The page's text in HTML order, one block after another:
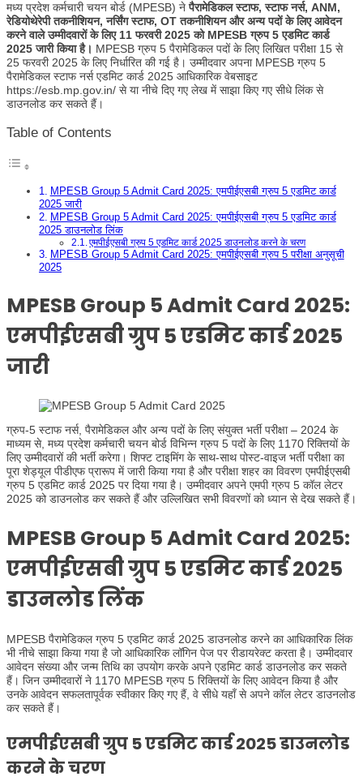
मध्य प्रदेश कर्मचारी चयन बोर्ड (MPESB) नेपैरामेडिकल स्टाफ, स्टाफ नर्स, ANM,
रेडियोथेरेपी तकनीशियन, नर्सिंग स्टाफ, OT तकनीशियन और अन्य पदों के लिए आवेदन
करने वाले उम्मीदवारों के लिए 11 फरवरी 2025 को MPESB ग्रुप 5 एडमिट कार्ड
2025 जारी किया है। MPESB ग्रुप 5 पैरामेडिकल पदों के लिए लिखित परीक्षा 15 से
25 फरवरी 2025 के लिए निर्धारित की गई है। उम्मीदवार अपना MPESB ग्रुप 5
पैरामेडिकल स्टाफ नर्स एडमिट कार्ड 2025 आधिकारिक वेबसाइट
https://esb.mp.gov.in/ से या नीचे दिए गए लेख में साझा किए गए सीधे लिंक से
डाउनलोड कर सकते हैं।
Table of Contents
MPESB Group 5 Admit Card 2025: एमपीईएसबी ग्रुप 5 एडमिट कार्ड
2025 जारी
MPESB Group 5 Admit Card 2025: एमपीईएसबी ग्रुप 5 एडमिट कार्ड
2025 डाउनलोड लिंक
एमपीईएसबी ग्रुप 5 एडमिट कार्ड 2025 डाउनलोड करने के चरण
MPESB Group 5 Admit Card 2025: एमपीईएसबी ग्रुप 5 परीक्षा अनुसूची
2025
MPESB Group 5 Admit Card 2025:
एमपीईएसबी ग्रुप 5 एडमिट कार्ड 2025
जारी
ग्रुप-5 स्टाफ नर्स, पैरामेडिकल और अन्य पदों के लिए संयुक्त भर्ती परीक्षा – 2024 के
माध्यम से, मध्य प्रदेश कर्मचारी चयन बोर्ड विभिन्न ग्रुप 5 पदों के लिए 1170 रिक्तियों के
लिए उम्मीदवारों की भर्ती करेगा। शिफ्ट टाइमिंग के साथ-साथ पोस्ट-वाइज भर्ती परीक्षा का
पूरा शेड्यूल पीडीएफ प्रारूप में जारी किया गया है और परीक्षा शहर का विवरण एमपीईएसबी
ग्रुप 5 एडमिट कार्ड 2025 पर दिया गया है। उम्मीदवार अपने एमपी ग्रुप 5 कॉल लेटर
2025 को डाउनलोड कर सकते हैं और उल्लिखित सभी विवरणों को ध्यान से देख सकते हैं।
MPESB Group 5 Admit Card 2025:
एमपीईएसबी ग्रुप 5 एडमिट कार्ड 2025
डाउनलोड लिंक
MPESB पैरामेडिकल ग्रुप 5 एडमिट कार्ड 2025 डाउनलोड करने का आधिकारिक लिंक
भी नीचे साझा किया गया है जो आधिकारिक लॉगिन पेज पर रीडायरेक्ट करता है। उम्मीदवार
आवेदन संख्या और जन्म तिथि का उपयोग करके अपने एडमिट कार्ड डाउनलोड कर सकते
हैं। जिन उम्मीदवारों ने 1170 MPESB ग्रुप 5 रिक्तियों के लिए आवेदन किया है और
उनके आवेदन सफलतापूर्वक स्वीकार किए गए हैं, वे सीधे यहाँ से अपने कॉल लेटर डाउनलोड
कर सकते हैं।
एमपीईएसबी ग्रुप 5 एडमिट कार्ड 2025 डाउनलोड
करने के चरण